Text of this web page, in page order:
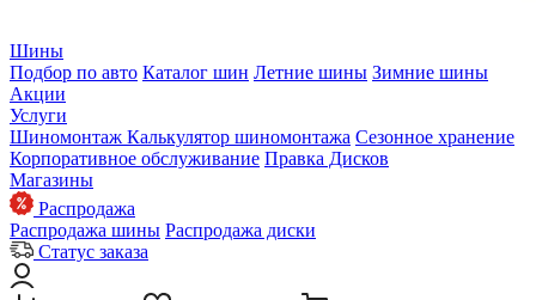
Шины
Подбор по авто Каталог шин Летние шины Зимние шины
Акции
Услуги
Шиномонтаж Калькулятор шиномонтажа Сезонное хранение
Корпоративное обслуживание Правка Дисков
Магазины
Распродажа
Распродажа шины Распродажа диски
Статус заказа